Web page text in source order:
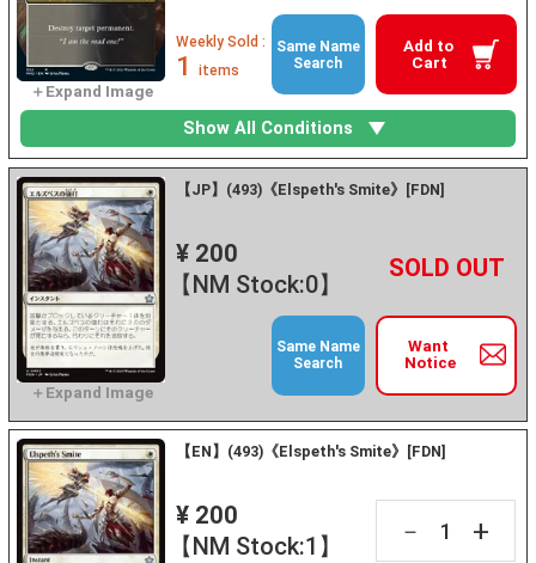
Add to
Cart
Weekly Sold :
1 items
Same Name
Search
Show All Conditions
【JP】(493)《Elspeth's Smite》[FDN]
¥ 200
【NM Stock:0】
－ +
Want
Notice
Same Name
Search
【EN】(493)《Elspeth's Smite》[FDN]
¥ 200
【NM Stock:1】
－ +